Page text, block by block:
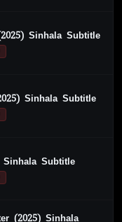
Sinhala Subtitle
Sinhala Subtitle
Sinhala Subtitle
(2025) Sinhala